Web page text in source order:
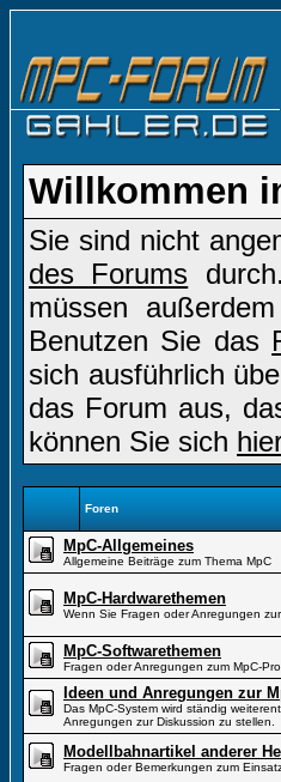
Willkommen
Sie sind nicht
des Forums
müssen
Benutzen Sie das
sich ausführlich
das Forum aus,
können Sie sich
Foren
MpC-Allgemeines
Allgemeine Beiträge zum Thema MpC
MpC-Hardwarethemen
Wenn Sie Fragen oder Anregungen
MpC-Softwarethemen
Fragen oder Anregungen zum MpC-
Ideen und Anregungen zur
Das MpC-System wird ständig
Anregungen zur Diskussion zu stellen.
Modellbahnartikel anderer
Fragen oder Bemerkungen zum